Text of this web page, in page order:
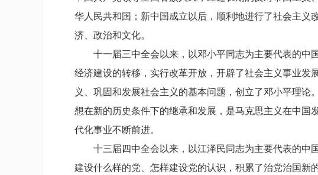
华人民共和国；新中国成立以后，顺利地进行了社会主
济、政治和文化。
十一届三中全会以来，以邓小平同志为主要代表的中
经济建设的转移，实行改革开放，开辟了社会主义事业
义、巩固和发展社会主义的基本问题，创立了邓小平理
想在新的历史条件下的继承和发展，是马克思主义在中
代化事业不断前进。
十三届四中全会以来，以江泽民同志为主要代表的中
建设什么样的党、怎样建设党的认识，积累了治党治国新